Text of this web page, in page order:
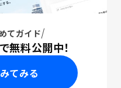
てガイド
無料公開中！
てみる